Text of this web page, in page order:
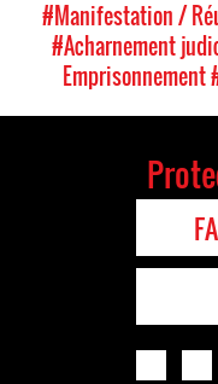
#Manifestation /
#Acharnement
Emprisonnement